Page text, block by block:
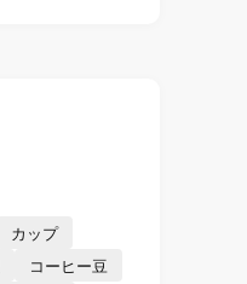
カップ
コーヒー豆